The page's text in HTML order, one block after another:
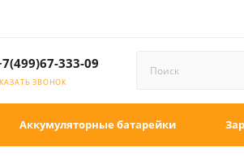
333-09
ЗВОНОК
Аккумуляторные батарейки